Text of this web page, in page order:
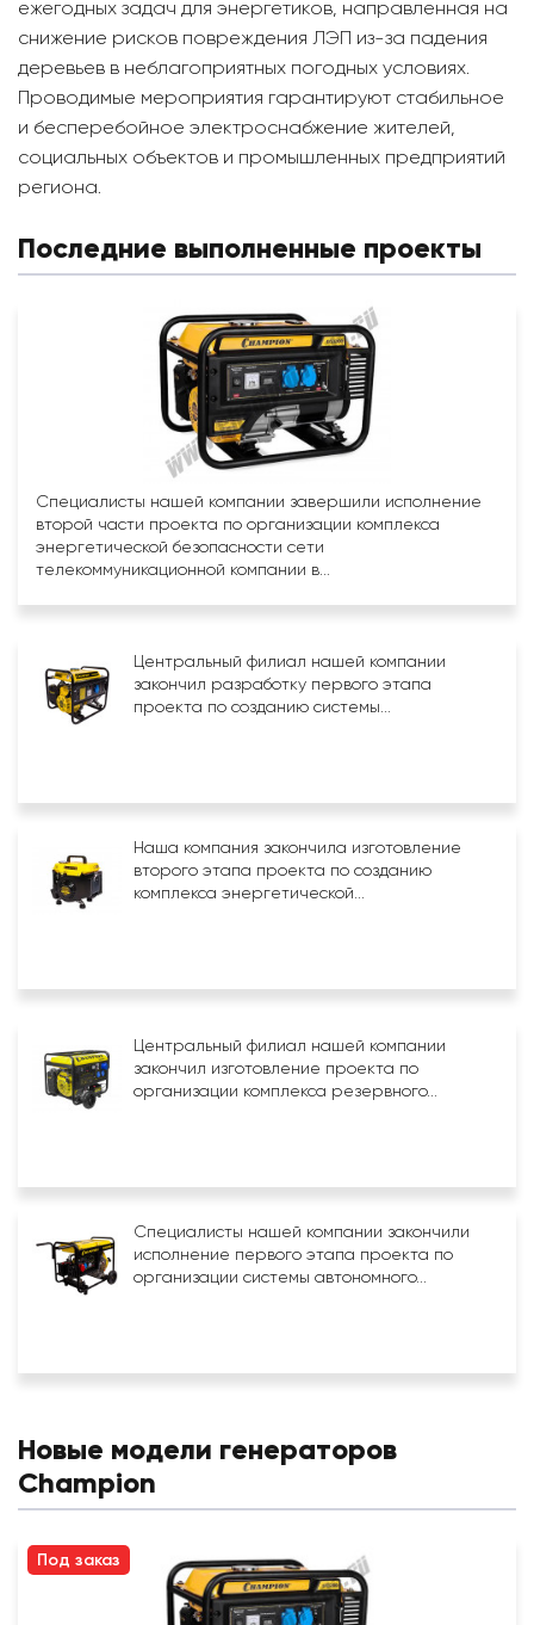
ежегодных задач для энергетиков, направленная на
снижение рисков повреждения ЛЭП из-за падения
деревьев в неблагоприятных погодных условиях.
Проводимые мероприятия гарантируют стабильное
и бесперебойное электроснабжение жителей,
социальных объектов и промышленных предприятий
региона.
Последние выполненные проекты
Специалисты нашей компании завершили исполнение
второй части проекта по организации комплекса
энергетической безопасности сети
телекоммуникационной компании в...
Центральный филиал нашей компании
закончил разработку первого этапа
проекта по созданию системы...
Наша компания закончила изготовление
второго этапа проекта по созданию
комплекса энергетической...
Центральный филиал нашей компании
закончил изготовление проекта по
организации комплекса резервного...
Специалисты нашей компании закончили
исполнение первого этапа проекта по
организации системы автономного...
Новые модели генераторов
Champion
Под заказ